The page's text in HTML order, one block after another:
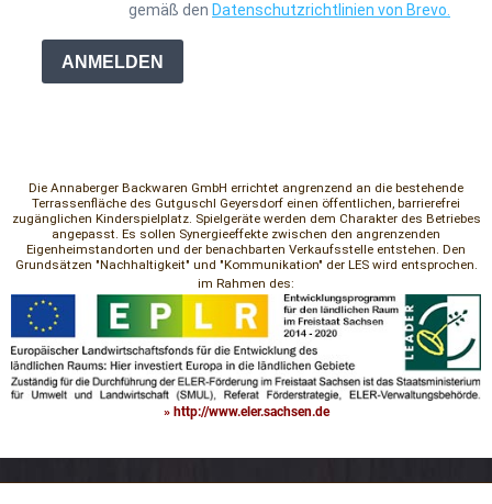
gemäß den Datenschutzrichtlinien von Brevo.
ANMELDEN
Die Annaberger Backwaren GmbH errichtet angrenzend an die bestehende
Terrassenfläche des Gutguschl Geyersdorf einen öffentlichen, barrierefrei
zugänglichen Kinderspielplatz. Spielgeräte werden dem Charakter des Betriebes
angepasst. Es sollen Synergieeffekte zwischen den angrenzenden
Eigenheimstandorten und der benachbarten Verkaufsstelle entstehen. Den
Grundsätzen "Nachhaltigkeit" und "Kommunikation" der LES wird entsprochen.
im Rahmen des:
» http://www.eler.sachsen.de